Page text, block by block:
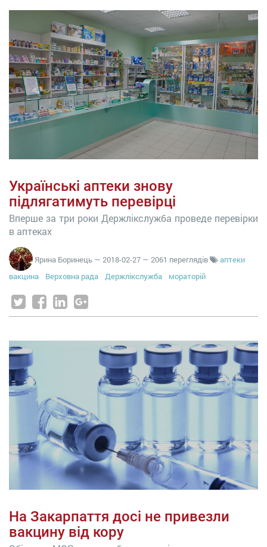
Українські аптеки знову
підлягатимуть перевірці
Вперше за три роки Держлікслужба проведе перевірки
в аптеках
Ярина Боринець — 2018-02-27 — 2061 переглядів
аптеки
вакцина
Верховна рада Держлікслужба мораторій
На Закарпаття досі не привезли
вакцину від кору